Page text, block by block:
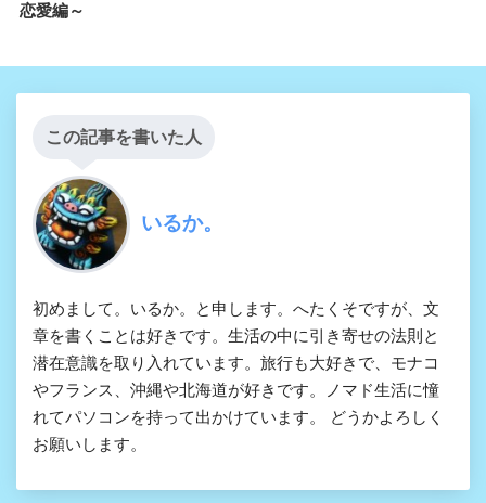
恋愛編～
この記事を書いた人
いるか。
初めまして。いるか。と申します。へたくそですが、文
章を書くことは好きです。生活の中に引き寄せの法則と
潜在意識を取り入れています。旅行も大好きで、モナコ
やフランス、沖縄や北海道が好きです。ノマド生活に憧
れてパソコンを持って出かけています。 どうかよろしく
お願いします。